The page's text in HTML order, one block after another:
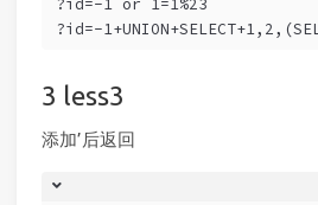
?id=-
less3
添加’后返回